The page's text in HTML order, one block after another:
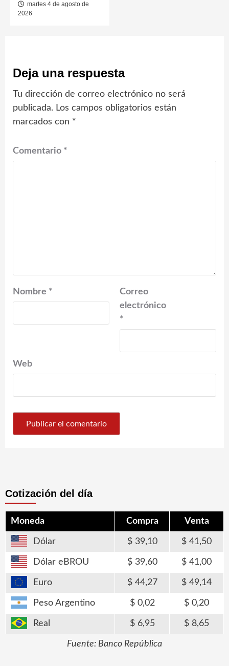
martes 4 de agosto de
2026
Deja una respuesta
Tu dirección de correo electrónico no será
publicada. Los campos obligatorios están
marcados con *
Comentario *
Nombre *
Correo
electrónico
*
Web
Cotización del día
Moneda Compra Venta
Dólar 39,10 41,50
Dólar eBROU 39,60 41,00
Euro 44,27 49,14
Peso Argentino 0,02 0,20
Real 6,95 8,65
Fuente: Banco República